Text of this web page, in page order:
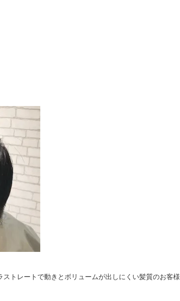
トレートで動きとボリュームが出しにくい髪質のお客様